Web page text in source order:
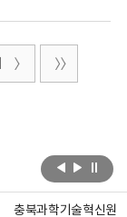
충북과학기술혁신원